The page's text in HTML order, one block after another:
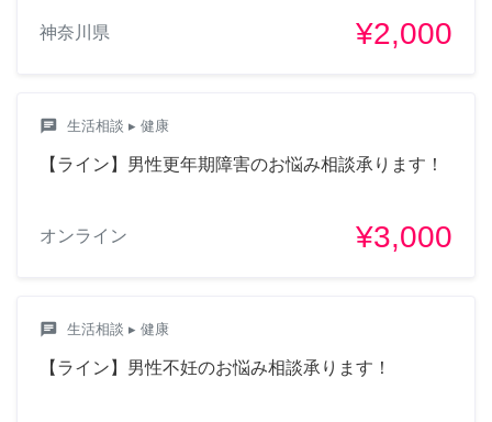
神奈川県 ¥2,000
chat 生活相談 ▸ 健康
【ライン】男性更年期障害のお悩み相談承ります！
オンライン ¥3,000
chat 生活相談 ▸ 健康
【ライン】男性不妊のお悩み相談承ります！